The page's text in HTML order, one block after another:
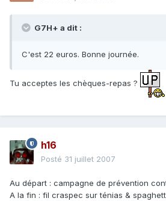
G7H+ a dit :
C'est 22 euros. Bonne journée.
Tu acceptes les chèques-repas ?
h16
Posté 31 juillet 2007
Au départ : campagne de prévention
A la fin : fil craspec sur ténias &